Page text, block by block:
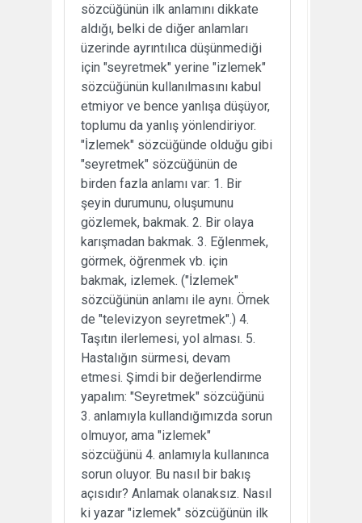
sözcüğünün ilk anlamını dikkate
aldığı, belki de diğer anlamları
üzerinde ayrıntılıca düşünmediği
için "seyretmek" yerine "izlemek"
sözcüğünün kullanılmasını kabul
etmiyor ve bence yanlışa düşüyor,
toplumu da yanlış yönlendiriyor.
"İzlemek" sözcüğünde olduğu gibi
"seyretmek" sözcüğünün de
birden fazla anlamı var: 1. Bir
şeyin durumunu, oluşumunu
gözlemek, bakmak. 2. Bir olaya
karışmadan bakmak. 3. Eğlenmek,
görmek, öğrenmek vb. için
bakmak, izlemek. ("İzlemek"
sözcüğünün anlamı ile aynı. Örnek
de "televizyon seyretmek".) 4.
Taşıtın ilerlemesi, yol alması. 5.
Hastalığın sürmesi, devam
etmesi. Şimdi bir değerlendirme
yapalım: "Seyretmek" sözcüğünü
3. anlamıyla kullandığımızda sorun
olmuyor, ama "izlemek"
sözcüğünü 4. anlamıyla kullanınca
sorun oluyor. Bu nasıl bir bakış
açısıdır? Anlamak olanaksız. Nasıl
ki yazar "izlemek" sözcüğünün ilk